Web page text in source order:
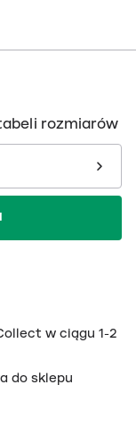
rozmiarów
w ciągu 1-2
do sklepu